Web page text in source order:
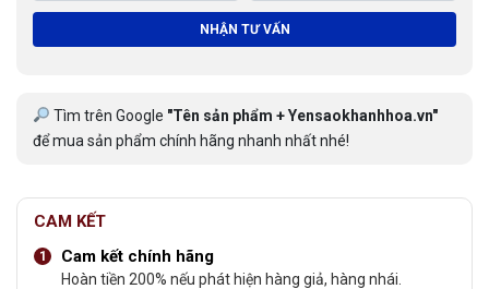
NHẬN TƯ VẤN
Tìm trên Google "Tên sản phẩm + Yensaokhanhhoa.vn"
để mua sản phẩm chính hãng nhanh nhất nhé!
CAM KẾT
Cam kết chính hãng
Hoàn tiền 200% nếu phát hiện hàng giả, hàng nhái.